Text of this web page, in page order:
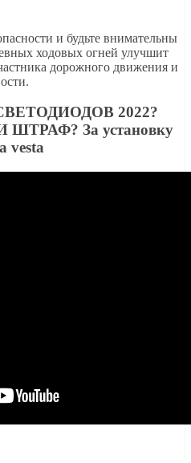
и будьте внимательны
ходовых огней улучшит
дорожного движения и
2022?
За установку
vesta